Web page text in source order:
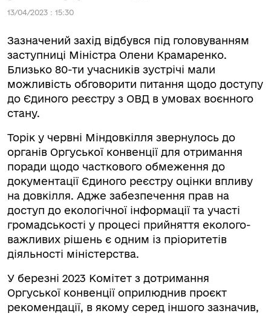
13/04/2023 : 15:30
Зазначений захід відбувся під головуванням
заступниці Міністра Олени Крамаренко.
Близько 80-ти учасників зустрічі мали
можливість обговорити питання щодо доступу
до Єдиного реєстру з ОВД в умовах воєнного
стану.
Торік у червні Міндовкілля звернулось до
органів Оргуської конвенції для отримання
поради щодо часткового обмеження до
документації Єдиного реєстру оцінки впливу
на довкілля. Адже забезпечення прав на
доступ до екологічної інформації та участі
громадськості у процесі прийняття еколого-
важливих рішень є одним із пріоритетів
діяльності міністерства.
У березні 2023 Комітет з дотримання
Оргуської конвенції оприлюднив проєкт
рекомендації, в якому серед іншого зазначив,